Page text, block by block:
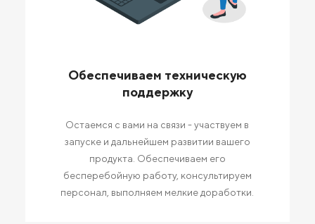
Обеспечиваем техническую
поддержку
Остаемся с вами на связи - участвуем в
запуске и дальнейшем развитии вашего
продукта. Обеспечиваем его
бесперебойную работу, консультируем
персонал, выполняем мелкие доработки.